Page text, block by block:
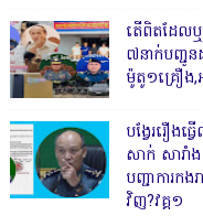
តើពិតដែល
៧នាក់បញ្ជូន
ម៉ូតូ១គ្រឿង
បង្វែររឿ
សាក់ សារាំ
បញ្ជាការក
វិញ?វគ្គ១